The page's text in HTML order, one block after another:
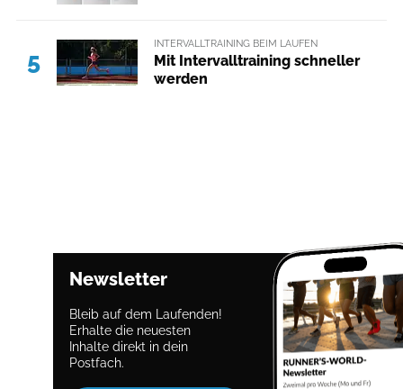
5
INTERVALLTRAINING BEIM LAUFEN
Mit Intervalltraining schneller
werden
Newsletter
Bleib auf dem Laufenden!
Erhalte die neuesten
Inhalte direkt in dein
Postfach.